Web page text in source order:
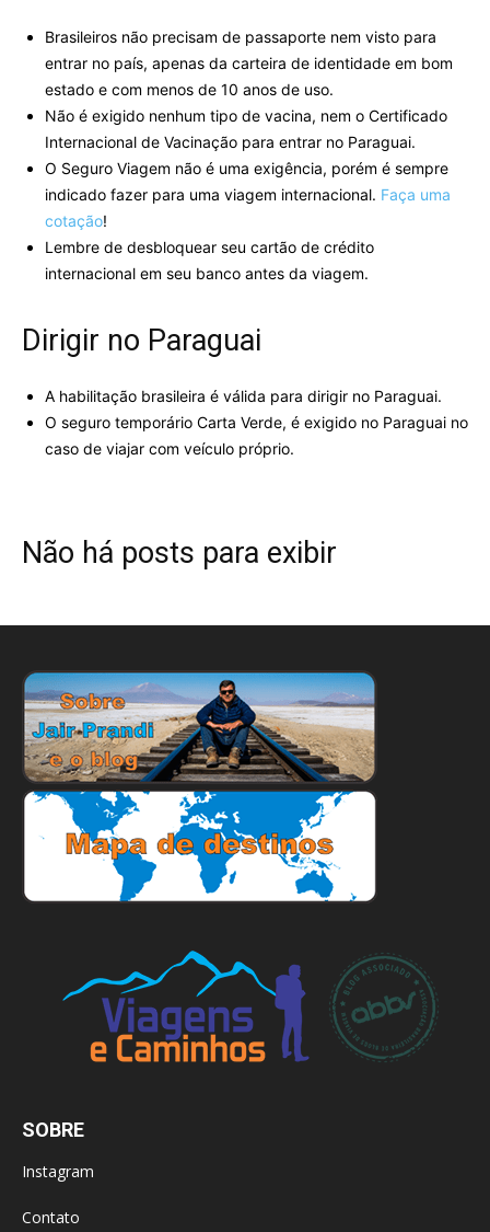
Brasileiros não precisam de passaporte nem visto para
entrar no país, apenas da carteira de identidade em bom
estado e com menos de 10 anos de uso.
Não é exigido nenhum tipo de vacina, nem o Certificado
Internacional de Vacinação para entrar no Paraguai.
O Seguro Viagem não é uma exigência, porém é sempre
indicado fazer para uma viagem internacional. Faça uma
cotação!
Lembre de desbloquear seu cartão de crédito
internacional em seu banco antes da viagem.
Dirigir no Paraguai
A habilitação brasileira é válida para dirigir no Paraguai.
O seguro temporário Carta Verde, é exigido no Paraguai no
caso de viajar com veículo próprio.
Não há posts para exibir
SOBRE
Instagram
Contato